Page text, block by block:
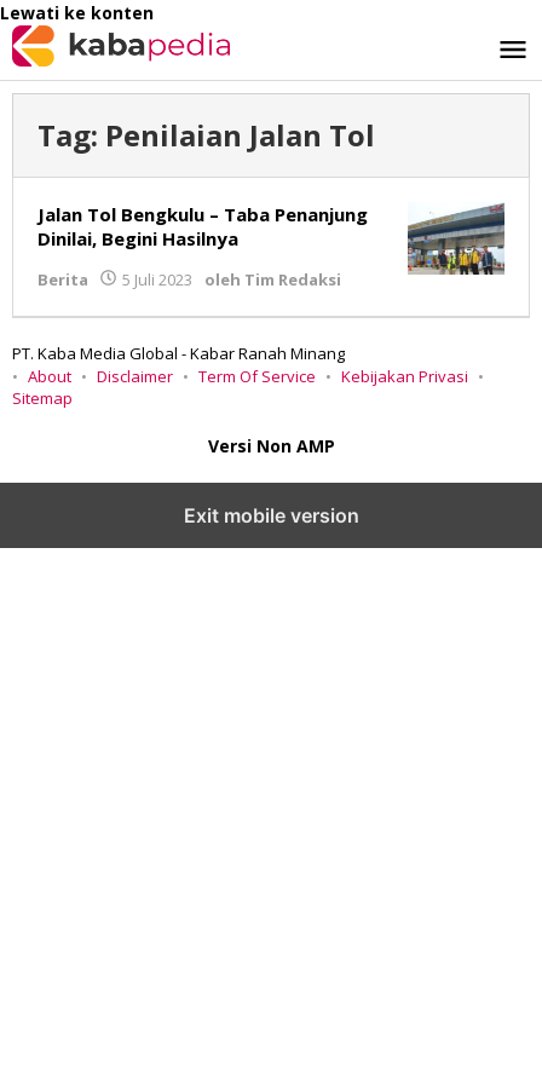
Lewati ke konten
Tag: Penilaian Jalan Tol
Jalan Tol Bengkulu – Taba Penanjung
Dinilai, Begini Hasilnya
Berita 5 Juli 2023 oleh Tim Redaksi
PT. Kaba Media Global - Kabar Ranah Minang
About
Disclaimer Term Of Service
Kebijakan Privasi
Sitemap
Versi Non AMP
Exit mobile version